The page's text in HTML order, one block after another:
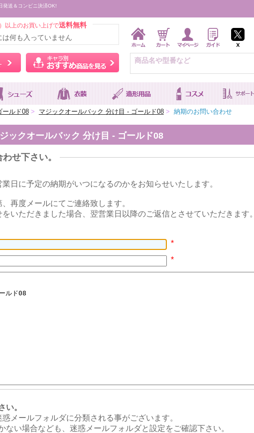
発送＆コンビニ決済OK!
以上のお買い上げで送料無料
は何も入っていません
ウィッグをカラーから探す キャラ別おすすめ商品を見る
ールド08 > マジックオールバック 分け目 - ゴールド08 > 納期のお問い合わせ
ックオールバック 分け目 - ゴールド08
せ下さい。
日に予定の納期がいつになるのかをお知らせいたします。
再度メールにてご連絡致します。
いただきました場合、翌営業日以降のご返信とさせていただきます。
*
*
い。
メールフォルダに分類される事がございます。
ない場合なども、迷惑メールフォルダと設定をご確認下さい。